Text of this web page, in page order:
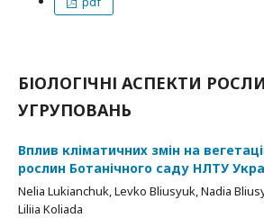
БІОЛОГІЧНІ АСПЕКТИ
УГРУПОВАНЬ
Вплив кліматичних змін на
рослин Ботанічного саду НЛТУ
Nelia Lukianchuk, Levko Bliusyuk, Nadia
Liliіa Koliada